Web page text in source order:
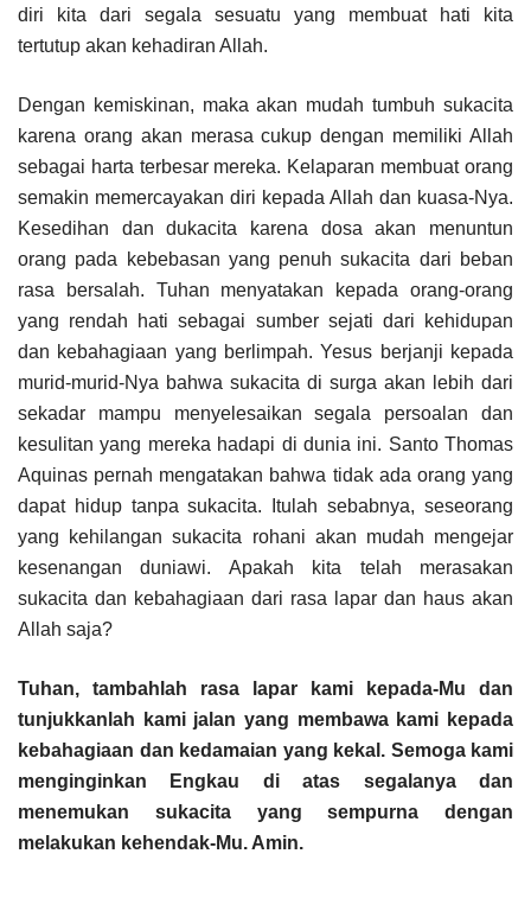
diri kita dari segala sesuatu yang membuat hati kita
tertutup akan kehadiran Allah.
Dengan kemiskinan, maka akan mudah tumbuh sukacita
karena orang akan merasa cukup dengan memiliki Allah
sebagai harta terbesar mereka. Kelaparan membuat orang
semakin memercayakan diri kepada Allah dan kuasa-Nya.
Kesedihan dan dukacita karena dosa akan menuntun
orang pada kebebasan yang penuh sukacita dari beban
rasa bersalah. Tuhan menyatakan kepada orang-orang
yang rendah hati sebagai sumber sejati dari kehidupan
dan kebahagiaan yang berlimpah. Yesus berjanji kepada
murid-murid-Nya bahwa sukacita di surga akan lebih dari
sekadar mampu menyelesaikan segala persoalan dan
kesulitan yang mereka hadapi di dunia ini. Santo Thomas
Aquinas pernah mengatakan bahwa tidak ada orang yang
dapat hidup tanpa sukacita. Itulah sebabnya, seseorang
yang kehilangan sukacita rohani akan mudah mengejar
kesenangan duniawi. Apakah kita telah merasakan
sukacita dan kebahagiaan dari rasa lapar dan haus akan
Allah saja?
Tuhan, tambahlah rasa lapar kami kepada-Mu dan
tunjukkanlah kami jalan yang membawa kami kepada
kebahagiaan dan kedamaian yang kekal. Semoga kami
menginginkan Engkau di atas segalanya dan
menemukan sukacita yang sempurna dengan
melakukan kehendak-Mu. Amin.